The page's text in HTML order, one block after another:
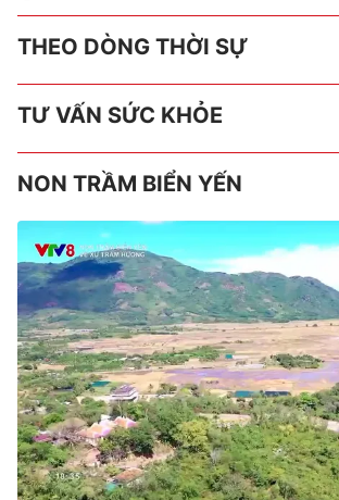
THEO DÒNG THỜI SỰ
TƯ VẤN SỨC KHỎE
NON TRẦM BIỂN YẾN